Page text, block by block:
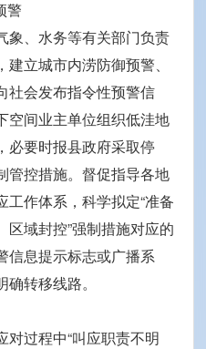
警
象、水务等有关部门负责
立城市内涝防御预警、
社会发布指令性预警信
空间业主单位组织低洼地
必要时报县政府采取停
管控措施。督促指导各地
作体系，科学拟定“准备
域封控”强制措施对应的
信息提示标志或广播系
转移线路。
对过程中“叫应职责不明